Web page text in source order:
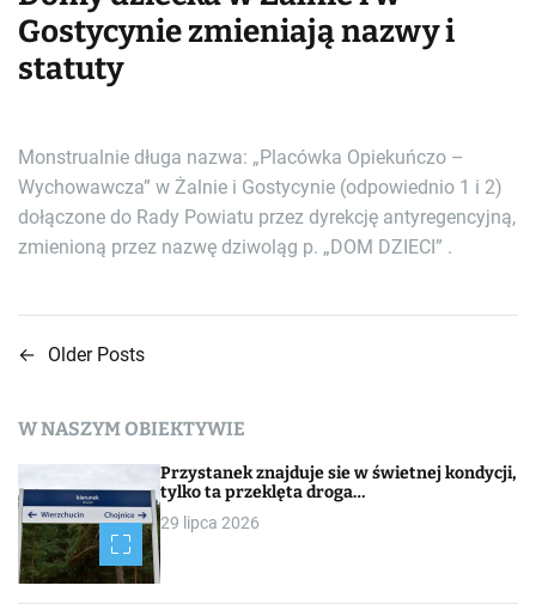
Gostycynie zmieniają nazwy i
statuty
Monstrualnie długa nazwa: „Placówka Opiekuńczo –
Wychowawcza” w Żalnie i Gostycynie (odpowiednio 1 i 2)
dołączone do Rady Powiatu przez dyrekcję antyregencyjną,
zmienioną przez nazwę dziwoląg p. „DOM DZIECI” .
N
i
g
a
← Older Posts
W NASZYM OBIEKTYWIE
Przystanek znajduje sie w świetnej kondycji,
tylko ta przeklęta droga…
29 lipca 2026